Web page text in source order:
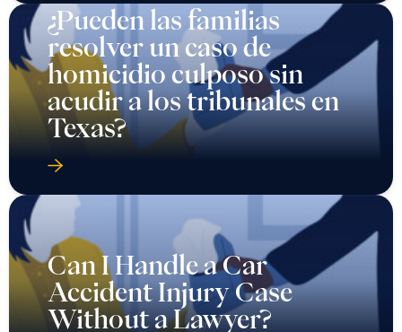
¿Pueden las familias
resolver un caso de
homicidio culposo sin
acudir a los tribunales en
Texas?
Can I Handle a Car
Accident Injury Case
Without a Lawyer?